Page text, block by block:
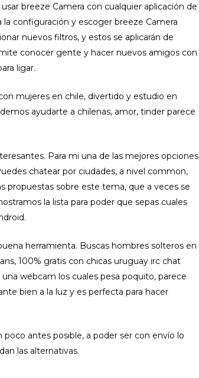
breeze Camera con cualquier aplicación de
configuración y escoger breeze Camera
nuevos filtros, y estos se aplicarán de
conocer gente y hacer nuevos amigos con
ligar.
mujeres en chile, divertido y estudio en
ayudarte a chilenas, amor, tinder parece
Para mi una de las mejores opciones
chatear por ciudades, a nivel common,
propuestas sobre este tema, que a veces se
la lista para poder que sepas cuales
herramienta. Buscas hombres solteros en
100% gratis con chicas uruguay irc chat
una webcam los cuales pesa poquito, parece
bien a la luz y es perfecta para hacer
antes posible, a poder ser con envío lo
las alternativas.